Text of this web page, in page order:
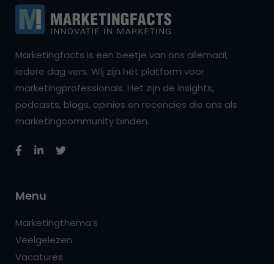
Marketingfacts is een beetje van ons allemaal,
iedere dag vers. Wij zijn hét platform voor
marketingprofessionals. Het zijn de insights,
podcasts, blogs, opinies en recencies die ons als
marketingcommunity binden.
Menu
Marketingthema’s
Veelgelezen
Vacatures